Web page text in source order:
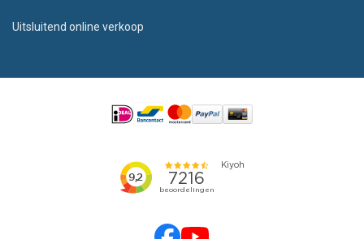
Uitsluitend online verkoop